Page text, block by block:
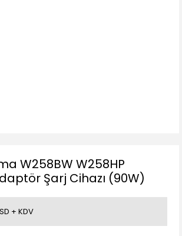
W258BW W258HP
Şarj Cihazı (90W)
+ KDV